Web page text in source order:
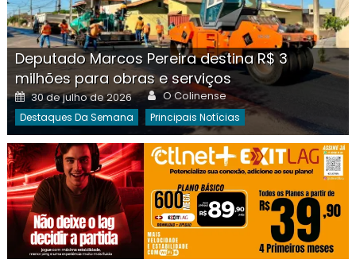
Deputado Marcos Pereira destina R$ 3
milhões para obras e serviços
Posted
on
30 de julho de 2026 Author
O Colinense
Destaques Da Semana Principais Notícias